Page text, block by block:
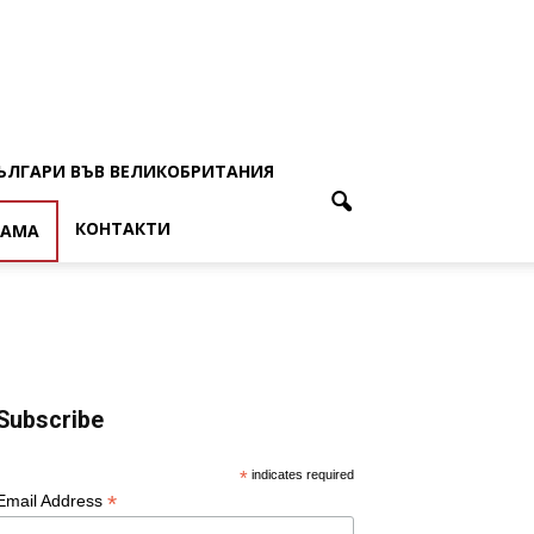
ВЪВ ВЕЛИКОБРИТАНИЯ
КОНТАКТИ
* indicates required
Address *